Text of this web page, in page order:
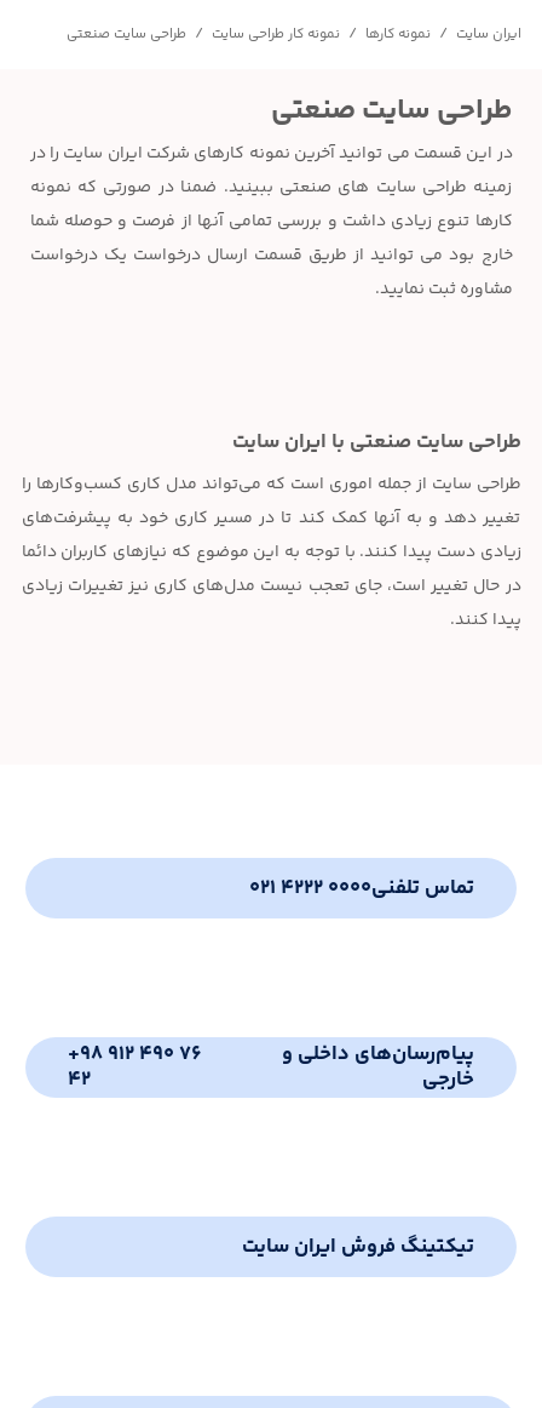
ایران سایت / نمونه کارها / نمونه کار طراحی سایت / طراحی سایت صنعتی
طراحی سایت صنعتی
در این قسمت می توانید آخرین نمونه کارهای شرکت ایران سایت را در
زمینه طراحی سایت های صنعتی ببینید. ضمنا در صورتی که نمونه
کارها تنوع زیادی داشت و بررسی تمامی آنها از فرصت و حوصله شما
خارج بود می توانید از طریق قسمت ارسال درخواست یک درخواست
مشاوره ثبت نمایید.
طراحی سایت صنعتی با ایران سایت
طراحی سایت از جمله اموری است که می‌تواند مدل کاری کسب‌وکارها را
تغییر دهد و به آنها کمک کند تا در مسیر کاری خود به پیشرفت‌های
زیادی دست پیدا کنند. با توجه به این موضوع که نیازهای کاربران دائما
در حال تغییر است، جای تعجب نیست مدل‌های کاری نیز تغییرات زیادی
پیدا کنند.
تماس تلفنی021 4222 0000
پیام‌رسان‌های داخلی و
خارجی
+98 912 490 76
42
تیکتینگ فروش ایران سایت